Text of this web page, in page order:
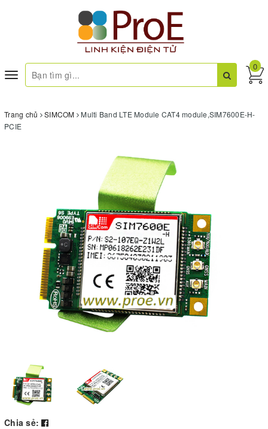
Toggle
navigation
0
Trang chủ SIMCOM
Multi Band LTE Module CAT4 module,SIM7600E-H-
PCIE
Chia sẻ: